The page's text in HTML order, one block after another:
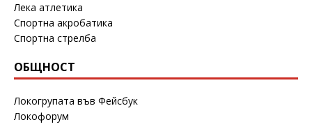
Лека атлетика
Спортна акробатика
Спортна стрелба
ОБЩНОСТ
Локогрупата във Фейсбук
Локофорум